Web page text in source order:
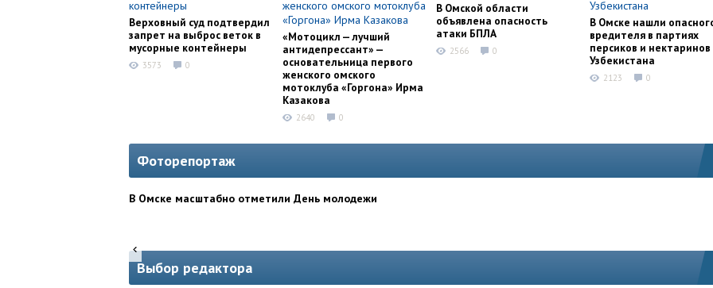
Верховный суд подтвердил
запрет на выброс веток в
мусорные контейнеры
3573 0
«Мотоцикл — лучший
антидепрессант» —
основательница первого
женского омского
мотоклуба «Горгона» Ирма
Казакова
2640 0
В Омской области
объявлена опасность
атаки БПЛА
2566 0
В Омске нашли
вредителя в партиях
персиков и нектаринов
Узбекистана
2123 0
Фоторепортаж
В Омске масштабно отметили День молодежи
Выбор редактора